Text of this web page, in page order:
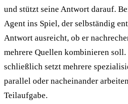
und stützt seine Antwort darauf.
Agent ins Spiel, der selbständig
Antwort ausreicht, ob er
mehrere Quellen kombinieren
schließlich setzt mehrere
parallel oder nacheinander
Teilaufgabe.